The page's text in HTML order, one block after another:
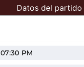
Datos del partido
07:30 PM